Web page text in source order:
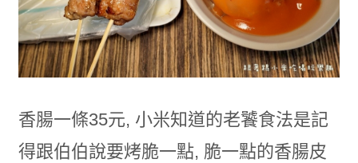
香腸一條35元, 小米知道的老饕食法是記
得跟伯伯說要烤脆一點, 脆一點的香腸皮